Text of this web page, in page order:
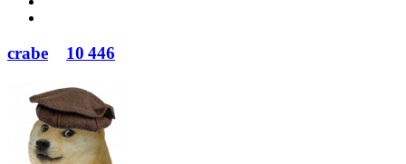
crabe 10 446